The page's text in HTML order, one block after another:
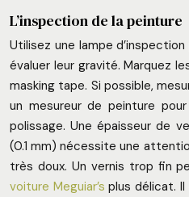
L’inspection de la peinture
Utilisez une lampe
évaluer leur gravité. Marquez
masking tape. Si possible,
un mesureur de peinture
polissage. Une épaisseur de
(0.1 mm) nécessite une
très doux. Un vernis trop fin
voiture Meguiar’splus délicat.